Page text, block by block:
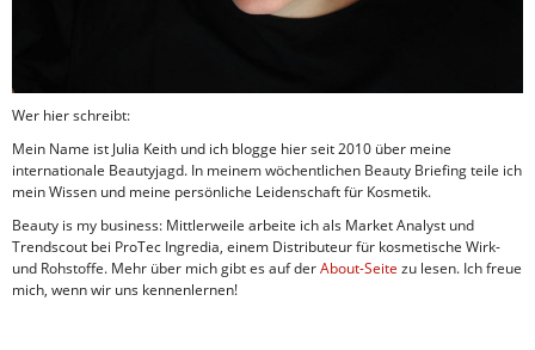
Wer hier schreibt:
Mein Name ist Julia Keith und ich blogge hier seit 2010 über meine
internationale Beautyjagd. In meinem wöchentlichen Beauty Briefing teile ich
mein Wissen und meine persönliche Leidenschaft für Kosmetik.
Beauty is my business: Mittlerweile arbeite ich als Market Analyst und
Trendscout bei ProTec Ingredia, einem Distributeur für kosmetische Wirk-
und Rohstoffe. Mehr über mich gibt es auf derAbout-Seite zu lesen. Ich freue
mich, wenn wir uns kennenlernen!